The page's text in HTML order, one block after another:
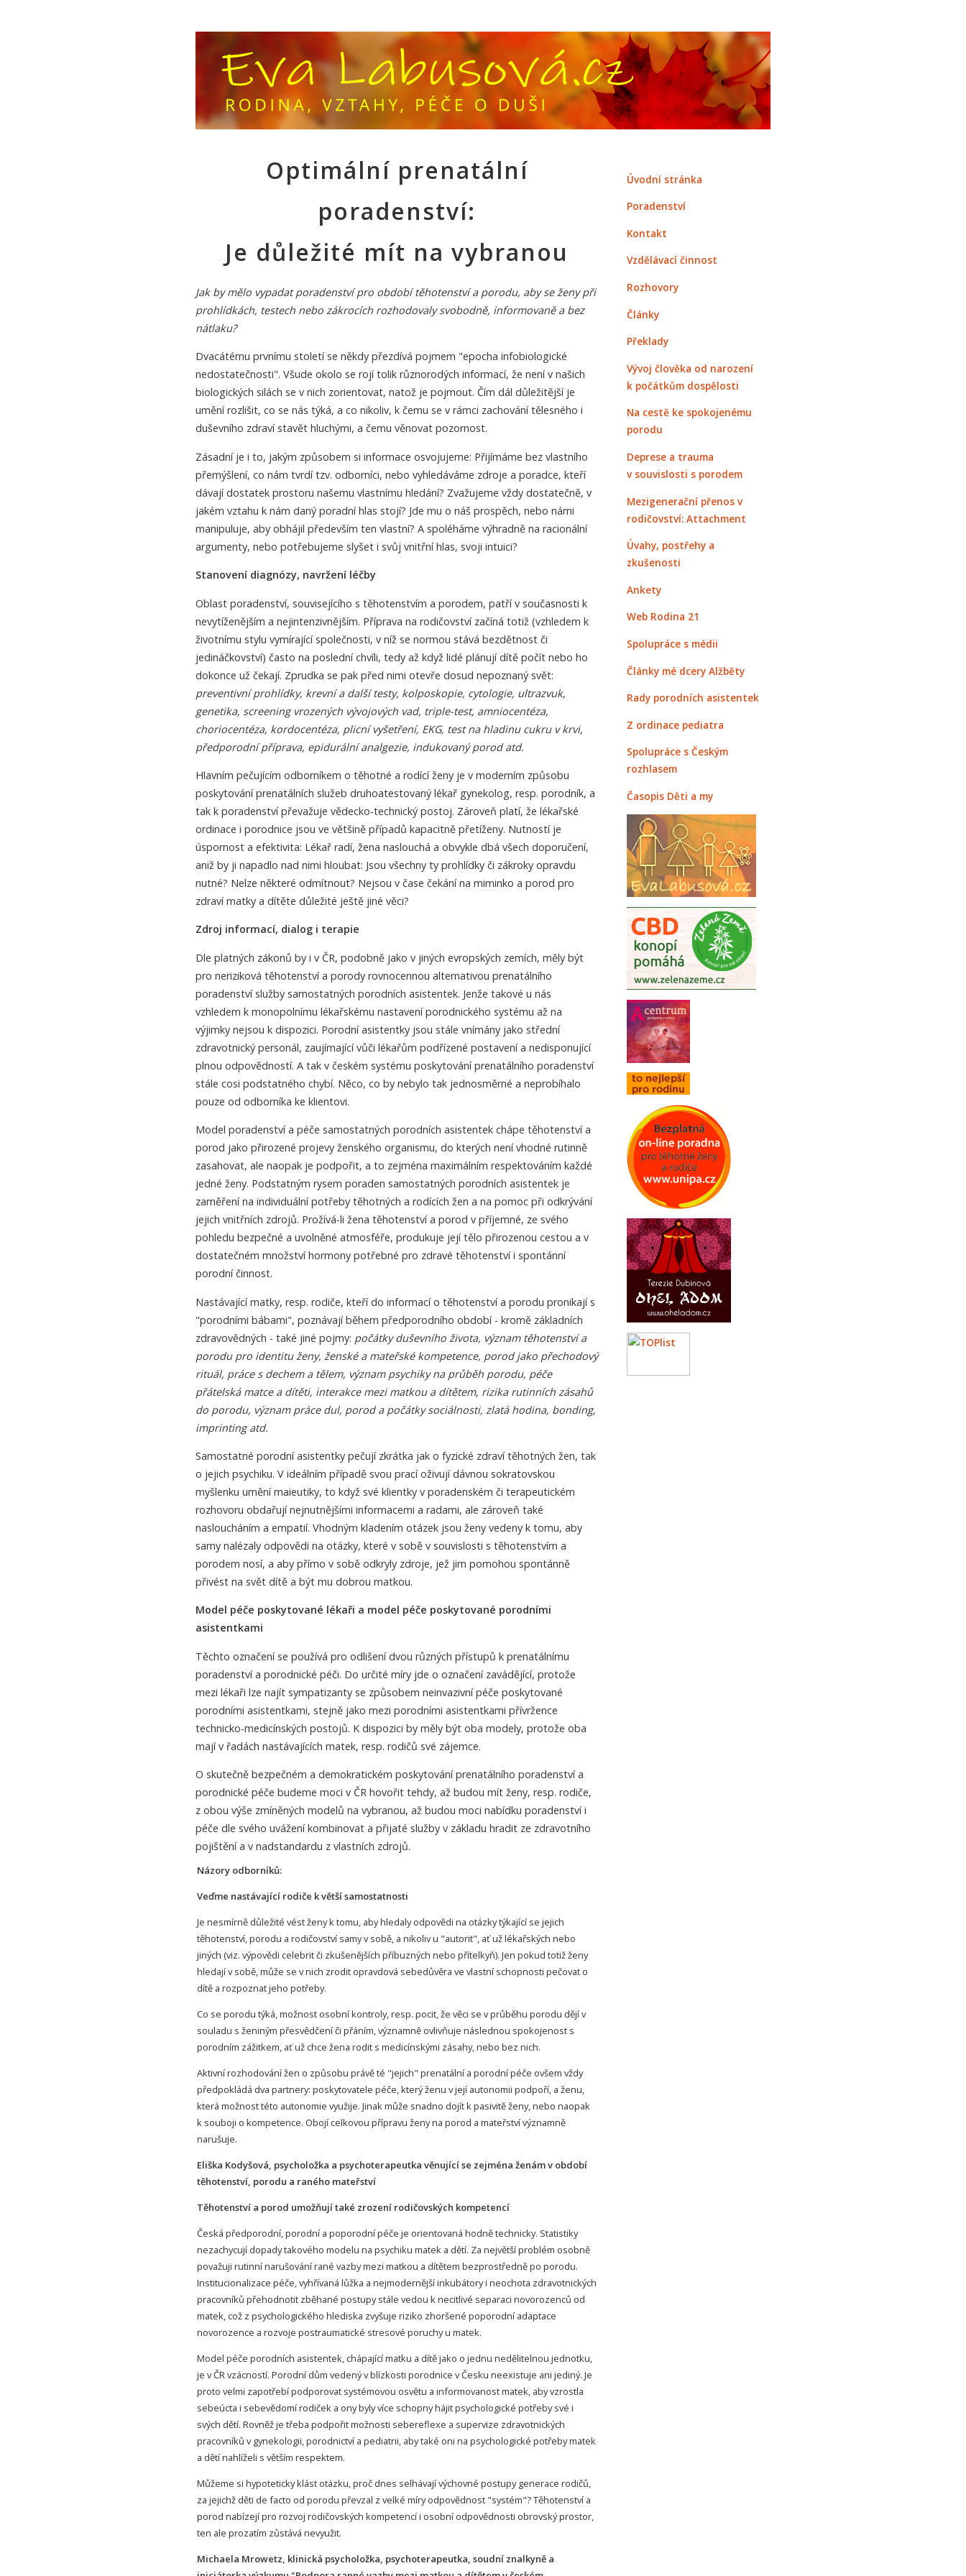
Optimální prenatální
poradenství:
Je důležité mít na vybranou
Jak by mělo vypadat poradenství pro období těhotenství a porodu, aby se ženy při
prohlídkách, testech nebo zákrocích rozhodovaly svobodně, informovaně a bez
nátlaku?
Dvacátému prvnímu století se někdy přezdívá pojmem "epocha infobiologické
nedostatečnosti". Všude okolo se rojí tolik různorodých informací, že není v našich
biologických silách se v nich zorientovat, natož je pojmout. Čím dál důležitější je
umění rozlišit, co se nás týká, a co nikoliv, k čemu se v rámci zachování tělesného i
duševního zdraví stavět hluchými, a čemu věnovat pozornost.
Zásadní je i to, jakým způsobem si informace osvojujeme: Přijímáme bez vlastního
přemýšlení, co nám tvrdí tzv. odborníci, nebo vyhledáváme zdroje a poradce, kteří
dávají dostatek prostoru našemu vlastnímu hledání? Zvažujeme vždy dostatečně, v
jakém vztahu k nám daný poradní hlas stojí? Jde mu o náš prospěch, nebo námi
manipuluje, aby obhájil především ten vlastní? A spoléháme výhradně na racionální
argumenty, nebo potřebujeme slyšet i svůj vnitřní hlas, svoji intuici?
Stanovení diagnózy, navržení léčby
Oblast poradenství, souvisejícího s těhotenstvím a porodem, patří v současnosti k
nevytíženějším a nejintenzivnějším. Příprava na rodičovství začíná totiž (vzhledem k
životnímu stylu vymírající společnosti, v níž se normou stává bezdětnost či
jedináčkovství) často na poslední chvíli, tedy až když lidé plánují dítě počít nebo ho
dokonce už čekají. Zprudka se pak před nimi otevře dosud nepoznaný svět:
preventivní prohlídky, krevní a další testy, kolposkopie, cytologie, ultrazvuk,
genetika, screening vrozených vývojových vad, triple-test, amniocentéza,
choriocentéza, kordocentéza, plicní vyšetření, EKG, test na hladinu cukru v krvi,
předporodní příprava, epidurální analgezie, indukovaný porod atd.
Hlavním pečujícím odborníkem o těhotné a rodící ženy je v moderním způsobu
poskytování prenatálních služeb druhoatestovaný lékař gynekolog, resp. porodník, a
tak k poradenství převažuje vědecko-technický postoj. Zároveň platí, že lékařské
ordinace i porodnice jsou ve většině případů kapacitně přetíženy. Nutností je
úspornost a efektivita: Lékař radí, žena naslouchá a obvykle dbá všech doporučení,
aniž by ji napadlo nad nimi hloubat: Jsou všechny ty prohlídky či zákroky opravdu
nutné? Nelze některé odmítnout? Nejsou v čase čekání na miminko a porod pro
zdraví matky a dítěte důležité ještě jiné věci?
Zdroj informací, dialog i terapie
Dle platných zákonů by i v ČR, podobně jako v jiných evropských zemích, měly být
pro neriziková těhotenství a porody rovnocennou alternativou prenatálního
poradenství služby samostatných porodních asistentek. Jenže takové u nás
vzhledem k monopolnímu lékařskému nastavení porodnického systému až na
výjimky nejsou k dispozici. Porodní asistentky jsou stále vnímány jako střední
zdravotnický personál, zaujímající vůči lékařům podřízené postavení a nedisponující
plnou odpovědností. A tak v českém systému poskytování prenatálního poradenství
stále cosi podstatného chybí. Něco, co by nebylo tak jednosměrné a neprobíhalo
pouze od odborníka ke klientovi.
Model poradenství a péče samostatných porodních asistentek chápe těhotenství a
porod jako přirozené projevy ženského organismu, do kterých není vhodné rutinně
zasahovat, ale naopak je podpořit, a to zejména maximálním respektováním každé
jedné ženy. Podstatným rysem poraden samostatných porodních asistentek je
zaměření na individuální potřeby těhotných a rodících žen a na pomoc při odkrývání
jejich vnitřních zdrojů. Prožívá-li žena těhotenství a porod v příjemné, ze svého
pohledu bezpečné a uvolněné atmosféře, produkuje její tělo přirozenou cestou a v
dostatečném množství hormony potřebné pro zdravé těhotenství i spontánní
porodní činnost.
Nastávající matky, resp. rodiče, kteří do informací o těhotenství a porodu pronikají s
"porodními bábami", poznávají během předporodního období - kromě základních
zdravovědných - také jiné pojmy: počátky duševního života, význam těhotenství a
porodu pro identitu ženy, ženské a mateřské kompetence, porod jako přechodový
rituál, práce s dechem a tělem, význam psychiky na průběh porodu, péče
přátelská matce a dítěti, interakce mezi matkou a dítětem, rizika rutinních zásahů
do porodu, význam práce dul, porod a počátky sociálnosti, zlatá hodina, bonding,
imprinting atd.
Samostatné porodní asistentky pečují zkrátka jak o fyzické zdraví těhotných žen, tak
o jejich psychiku. V ideálním případě svou prací oživují dávnou sokratovskou
myšlenku umění maieutiky, to když své klientky v poradenském či terapeutickém
rozhovoru obdařují nejnutnějšími informacemi a radami, ale zároveň také
nasloucháním a empatií. Vhodným kladením otázek jsou ženy vedeny k tomu, aby
samy nalézaly odpovědi na otázky, které v sobě v souvislosti s těhotenstvím a
porodem nosí, a aby přímo v sobě odkryly zdroje, jež jim pomohou spontánně
přivést na svět dítě a být mu dobrou matkou.
Model péče poskytované lékaři a model péče poskytované porodními
asistentkami
Těchto označení se používá pro odlišení dvou různých přístupů k prenatálnímu
poradenství a porodnické péči. Do určité míry jde o označení zavádějící, protože
mezi lékaři lze najít sympatizanty se způsobem neinvazivní péče poskytované
porodními asistentkami, stejně jako mezi porodními asistentkami přívržence
technicko-medicínských postojů. K dispozici by měly být oba modely, protože oba
mají v řadách nastávajících matek, resp. rodičů své zájemce.
O skutečně bezpečném a demokratickém poskytování prenatálního poradenství a
porodnické péče budeme moci v ČR hovořit tehdy, až budou mít ženy, resp. rodiče,
z obou výše zmíněných modelů na vybranou, až budou moci nabídku poradenství i
péče dle svého uvážení kombinovat a přijaté služby v základu hradit ze zdravotního
pojištění a v nadstandardu z vlastních zdrojů.
Názory odborníků:
Veďme nastávající rodiče k větší samostatnosti
Je nesmírně důležité vést ženy k tomu, aby hledaly odpovědi na otázky týkající se jejich
těhotenství, porodu a rodičovství samy v sobě, a nikoliv u "autorit", ať už lékařských nebo
jiných (viz. výpovědi celebrit či zkušenějších příbuzných nebo přítelkyň). Jen pokud totiž ženy
hledají v sobě, může se v nich zrodit opravdová sebedůvěra ve vlastní schopnosti pečovat o
dítě a rozpoznat jeho potřeby.
Co se porodu týká, možnost osobní kontroly, resp. pocit, že věci se v průběhu porodu dějí v
souladu s ženiným přesvědčení či přáním, významně ovlivňuje následnou spokojenost s
porodním zážitkem, ať už chce žena rodit s medicínskými zásahy, nebo bez nich.
Aktivní rozhodování žen o způsobu právě té "jejich" prenatální a porodní péče ovšem vždy
předpokládá dva partnery: poskytovatele péče, který ženu v její autonomii podpoří, a ženu,
která možnost této autonomie využije. Jinak může snadno dojít k pasivitě ženy, nebo naopak
k souboji o kompetence. Obojí celkovou přípravu ženy na porod a mateřství významně
narušuje.
Eliška Kodyšová, psycholožka a psychoterapeutka věnující se zejména ženám v období
těhotenství, porodu a raného mateřství
Těhotenství a porod umožňují také zrození rodičovských kompetencí
Česká předporodní, porodní a poporodní péče je orientovaná hodně technicky. Statistiky
nezachycují dopady takového modelu na psychiku matek a dětí. Za největší problém osobně
považuji rutinní narušování rané vazby mezi matkou a dítětem bezprostředně po porodu.
Institucionalizace péče, vyhřívaná lůžka a nejmodernější inkubátory i neochota zdravotnických
pracovníků přehodnotit zběhané postupy stále vedou k necitlivé separaci novorozenců od
matek, což z psychologického hlediska zvyšuje riziko zhoršené poporodní adaptace
novorozence a rozvoje postraumatické stresové poruchy u matek.
Model péče porodních asistentek, chápající matku a dítě jako o jednu nedělitelnou jednotku,
je v ČR vzácností. Porodní dům vedený v blízkosti porodnice v Česku neexistuje ani jediný. Je
proto velmi zapotřebí podporovat systémovou osvětu a informovanost matek, aby vzrostla
sebeúcta i sebevědomí rodiček a ony byly více schopny hájit psychologické potřeby své i
svých dětí. Rovněž je třeba podpořit možnosti sebereflexe a supervize zdravotnických
pracovníků v gynekologii, porodnictví a pediatrii, aby také oni na psychologické potřeby matek
a dětí nahlíželi s větším respektem.
Můžeme si hypoteticky klást otázku, proč dnes selhávají výchovné postupy generace rodičů,
za jejichž děti de facto od porodu převzal z velké míry odpovědnost "systém"? Těhotenství a
porod nabízejí pro rozvoj rodičovských kompetencí i osobní odpovědnosti obrovský prostor,
ten ale prozatím zůstává nevyužit.
Michaela Mrowetz, klinická psycholožka, psychoterapeutka, soudní znalkyně a
Úvodní stránka
Poradenství
Kontakt
Vzdělávací činnost
Rozhovory
Články
Překlady
Vývoj člověka od narození
k počátkům dospělosti
Na cestě ke spokojenému
porodu
Deprese a trauma
v souvislosti s porodem
Mezigenerační přenos v
rodičovství: Attachment
Úvahy, postřehy a
zkušenosti
Ankety
Web Rodina 21
Spolupráce s médii
Články mé dcery Alžběty
Rady porodních asistentek
Z ordinace pediatra
Spolupráce s Českým
rozhlasem
Časopis Děti a my